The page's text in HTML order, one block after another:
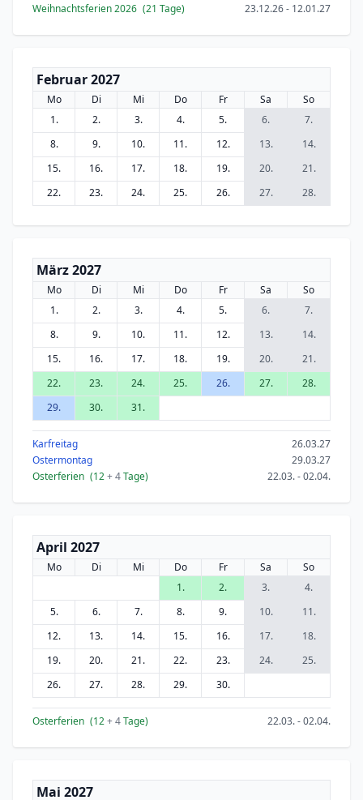
Weihnachtsferien 2026 (21 Tage) 23.12.26 - 12.01.27
Februar 2027
Mo Di Mi Do Fr Sa
So
1.
2. 3. 4. 5. 6.
7.
8.
9. 10. 11. 12. 13.
14.
15.
16. 17. 18. 19. 20.
21.
22.
23. 24. 25. 26. 27. 28.
März 2027
Mo Di Mi Do Fr Sa
So
1.
2. 3. 4. 5. 6.
7.
8.
9. 10. 11. 12. 13.
14.
15.
16. 17. 18. 19. 20.
21.
22.
23. 24. 25. 26. 27.
28.
29.
30. 31.
Karfreitag
26.03.27
Ostermontag
29.03.27
Osterferien (12+ 4Tage) 22.03. - 02.04.
April 2027
Mo Di Mi Do Fr Sa
So
1.
2. 3.
4.
5.
6. 7. 8. 9. 10.
11.
12.
13. 14. 15. 16. 17.
18.
19.
20. 21. 22. 23. 24.
25.
26.
27. 28. 29. 30.
Osterferien (12+ 4Tage) 22.03. - 02.04.
Mai 2027